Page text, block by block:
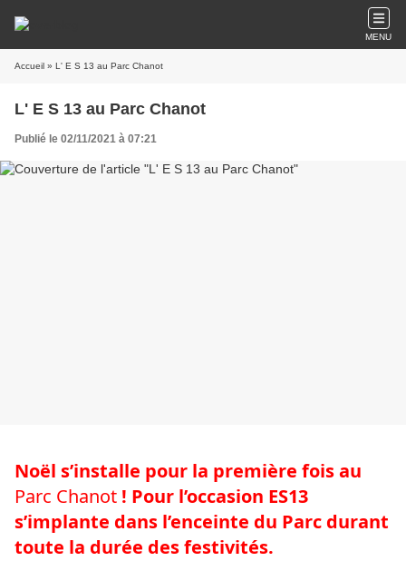
MENU
Accueil » L' E S 13 au Parc Chanot
L' E S 13 au Parc Chanot
Publié le 02/11/2021 à 07:21
Parc Chanot ! Pour l’occasion ES13
s’implante dans l’enceinte du Parc durant
toute la durée des festivités.